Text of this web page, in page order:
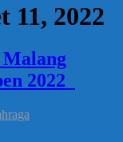
11, 2022
2022